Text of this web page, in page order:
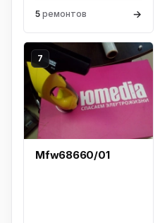
5 ремонтов →
7
Mfw68660/01